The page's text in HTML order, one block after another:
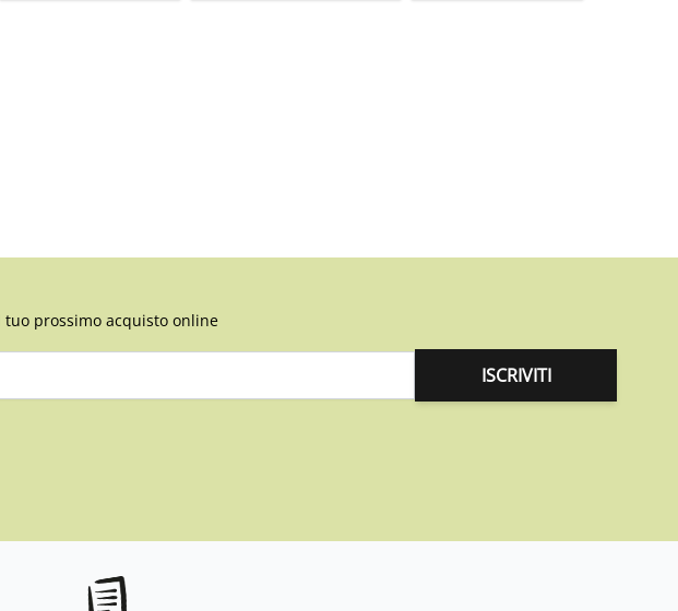
prossimo acquisto online
ISCRIVITI